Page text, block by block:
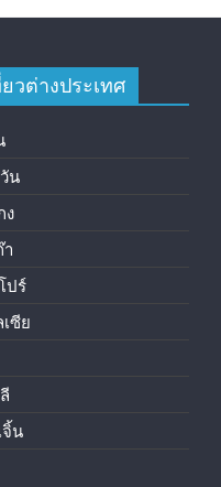
ยวต่างประเทศ
น
ง
า
ปร์
เซีย
จิ้น